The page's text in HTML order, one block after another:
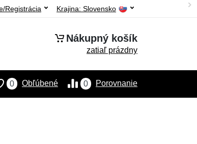
Krajina: Slovensko
Registrácia
Nákupný košík
zatiaľ prázdny
0 Porovnanie
0 Obľúbené